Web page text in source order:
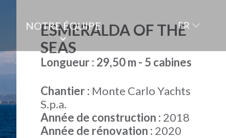
NOTRE ÉQUIPE FR
ESMERALDA OF THE
SEAS
Longueur : 29,50 m - 5 cabines
Chantier : Monte Carlo Yachts
S.p.a.
Année de construction : 2018
Année de rénovation : 2020